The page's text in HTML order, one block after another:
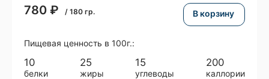
780 ₽ / 180 гр. В корзину
Пищевая ценность в 100г.:
10
белки
25
жиры
15
углеводы
200
каллории